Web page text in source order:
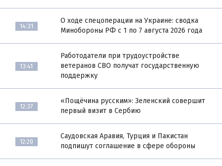
14:31
О ходе спецоперации на Украине: сводка
Минобороны РФ с 1 по 7 августа 2026 года
13:41
Работодатели при трудоустройстве
ветеранов СВО получат государственную
поддержку
12:37
«Пощёчина русским»: Зеленский совершит
первый визит в Сербию
12:20
Саудовская Аравия, Турция и Пакистан
подпишут соглашение в сфере обороны